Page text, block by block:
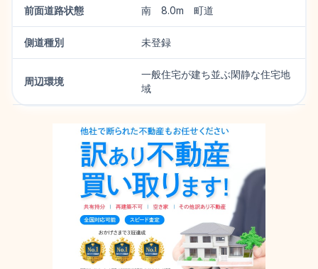
前面道路状態 南 8.0m 町道
側道種別 未登録
周辺環境
一般住宅が建ち並ぶ閑静な住宅地
域